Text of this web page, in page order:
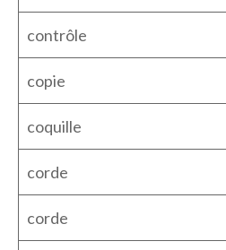
contrôle
copie
coquille
corde
corde